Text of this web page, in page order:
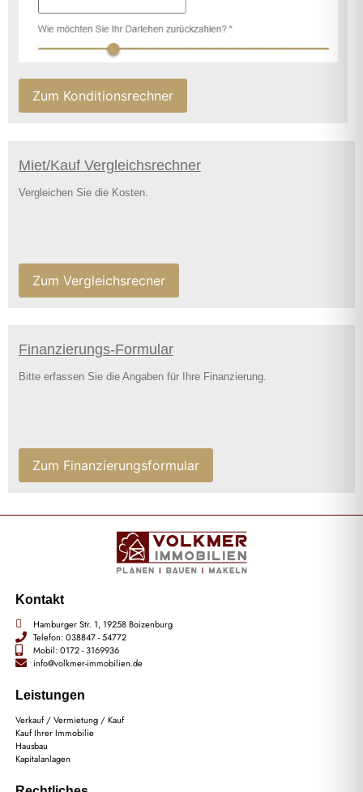
Zum Konditionsrechner
Miet/Kauf Vergleichsrechner
Vergleichen Sie die Kosten.
Zum Vergleichsrecner
Finanzierungs-Formular
Bitte erfassen Sie die Angaben für Ihre Finanzierung.
Zum Finanzierungsformular
Kontakt
Hamburger Str. 1, 19258 Boizenburg
Telefon: 038847 - 54772
Mobil: 0172 - 3169936
info@volkmer-immobilien.de
Leistungen
Verkauf / Vermietung / Kauf
Kauf Ihrer Immobilie
Hausbau
Kapitalanlagen